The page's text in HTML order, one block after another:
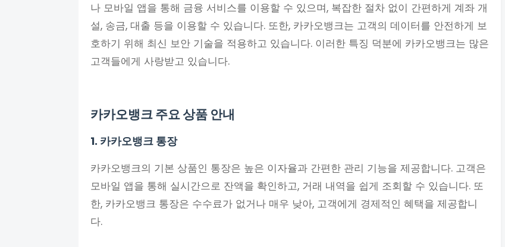
나 모바일 앱을 통해 금융 서비스를 이용할 수 있으며, 복잡한 절차 없이 간편하게 계좌 개
설, 송금, 대출 등을 이용할 수 있습니다. 또한, 카카오뱅크는 고객의 데이터를 안전하게 보
호하기 위해 최신 보안 기술을 적용하고 있습니다. 이러한 특징 덕분에 카카오뱅크는 많은
고객들에게 사랑받고 있습니다.
카카오뱅크 주요 상품 안내
1. 카카오뱅크 통장
카카오뱅크의 기본 상품인 통장은 높은 이자율과 간편한 관리 기능을 제공합니다. 고객은
모바일 앱을 통해 실시간으로 잔액을 확인하고, 거래 내역을 쉽게 조회할 수 있습니다. 또
한, 카카오뱅크 통장은 수수료가 없거나 매우 낮아, 고객에게 경제적인 혜택을 제공합니
다.